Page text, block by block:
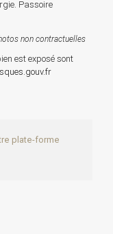
Passoire
non contractuelles
est exposé sont
plate-forme